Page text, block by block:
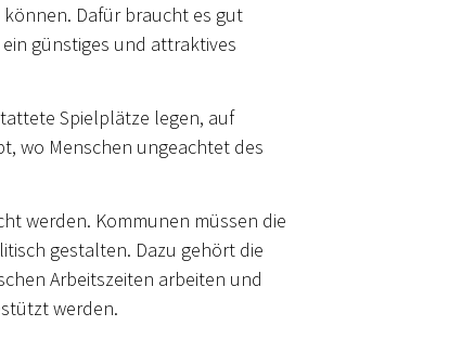
Dafür braucht es gut
günstiges und attraktives
Spielplätze legen, auf
wo Menschen ungeachtet des
werden. Kommunen müssen die
gestalten. Dazu gehört die
Arbeitszeiten arbeiten und
werden.